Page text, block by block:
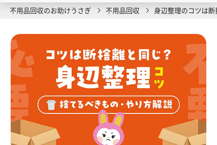
不用品回収のお助けうさぎ 不用品回収 身辺整理のコツは